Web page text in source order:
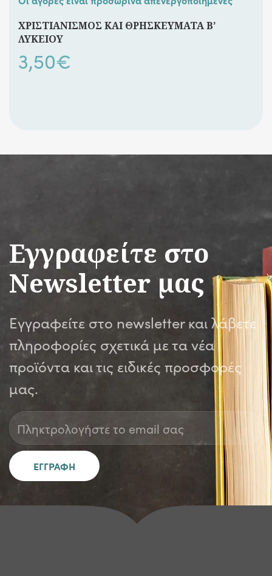
ΧΡΙΣΤΙΑΝΙΣΜΟΣ ΚΑΙ ΘΡΗΣΚΕΥΜΑΤΑ Β’
ΛΥΚΕΙΟΥ
3,50€
Εγγραφείτε στο
Newsletter μας
Εγγραφείτε στο newsletter και λάβετε
πληροφορίες σχετικά με τα νέα
προϊόντα και τις ειδικές προσφορές
μας.